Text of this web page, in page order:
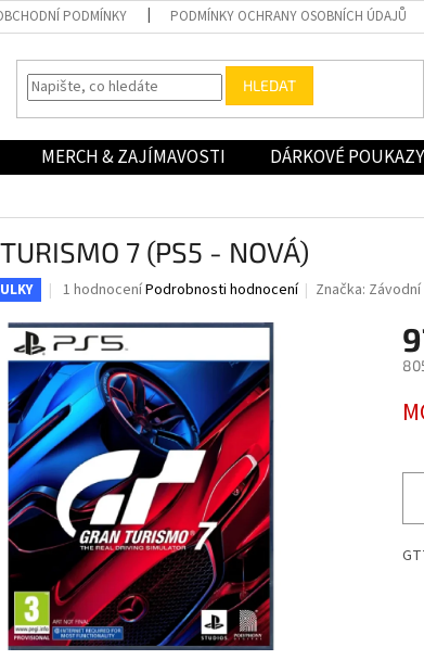
PODMÍNKY PODMÍNKY OCHRANY OSOBNÍCH ÚDAJŮ
HLEDAT
MERCH & ZAJÍMAVOSTI DÁRKOVÉ POUKAZY
7 (PS5 - NOVÁ)
Průměrné
produktu
je
5,0
z
5
hvězdiček.
1 hodnoceníPodrobnosti hodnocení Značka: Závodní